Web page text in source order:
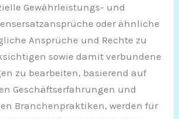
Gewährleistungs- und
oder ähnliche
Ansprüche und Rechte zu
sowie damit verbundene
zu bearbeiten, basierend auf
Geschäftserfahrungen und
Branchenpraktiken, werden für